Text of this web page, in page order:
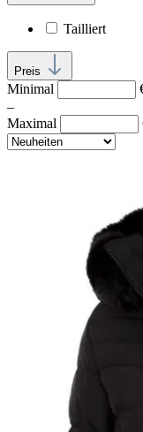
Tailliert
Preis
Minimal
–
Maximal